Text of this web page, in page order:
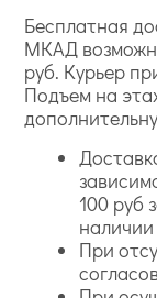
Бесплатная
МКАД
руб. Курьер
Подъем на
100 руб
При